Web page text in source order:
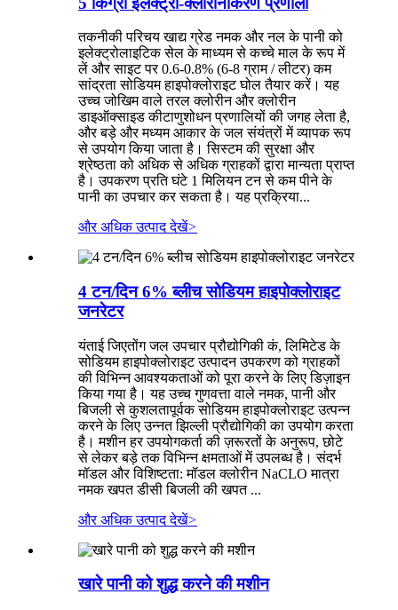
तकनीकी परिचय खाद्य ग्रेड नमक और नल के पानी को
इलेक्ट्रोलाइटिक सेल के माध्यम से कच्चे माल के रूप में
लें और साइट पर 0.6-0.8% (6-8 ग्राम / लीटर) कम
सांद्रता सोडियम हाइपोक्लोराइट घोल तैयार करें। यह
उच्च जोखिम वाले तरल क्लोरीन और क्लोरीन
डाइऑक्साइड कीटाणुशोधन प्रणालियों की जगह लेता है,
और बड़े और मध्यम आकार के जल संयंत्रों में व्यापक रूप
से उपयोग किया जाता है। सिस्टम की सुरक्षा और
श्रेष्ठता को अधिक से अधिक ग्राहकों द्वारा मान्यता प्राप्त
है। उपकरण प्रति घंटे 1 मिलियन टन से कम पीने के
पानी का उपचार कर सकता है। यह प्रक्रिया...
और अधिक उत्पाद देखें>
4 टन/दिन 6% ब्लीच सोडियम हाइपोक्लोराइट
जनरेटर
यंताई जिएतोंग जल उपचार प्रौद्योगिकी कं, लिमिटेड के
सोडियम हाइपोक्लोराइट उत्पादन उपकरण को ग्राहकों
की विभिन्न आवश्यकताओं को पूरा करने के लिए डिज़ाइन
किया गया है। यह उच्च गुणवत्ता वाले नमक, पानी और
बिजली से कुशलतापूर्वक सोडियम हाइपोक्लोराइट उत्पन्न
करने के लिए उन्नत झिल्ली प्रौद्योगिकी का उपयोग करता
है। मशीन हर उपयोगकर्ता की ज़रूरतों के अनुरूप, छोटे
से लेकर बड़े तक विभिन्न क्षमताओं में उपलब्ध है। संदर्भ
मॉडल और विशिष्टता: मॉडल क्लोरीन NaCLO मात्रा
नमक खपत डीसी बिजली की खपत ...
और अधिक उत्पाद देखें>
खारे पानी को शुद्ध करने की मशीन